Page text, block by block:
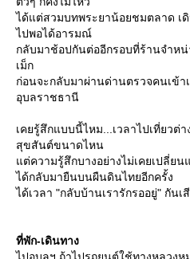
ได้แต่สวมบทพระยาน้อยชมตลาด เ
ไปพอได้อารมณ์
กลับมาช้อปกันต่ออีกรอบที่ร้านจำห
เม็ก
ก่อนจะกลับมาผ่านด่านตรวจคนเข้า
อุบลราชธานี
เคยรู้สึกแบบนี้ไหม...เวลาไปเที่ยวต่
สุขสันต์ขนาดไหน
ต่ความรู้สึกบางอย่างไม่เคยเปลี่ย
ได้กลับมายืนบนผืนดินไทยอีกครั้ง
ได้เวลา "กลับบ้านเรารักรออยู่" กันเ
ที่พัก-เดินทาง